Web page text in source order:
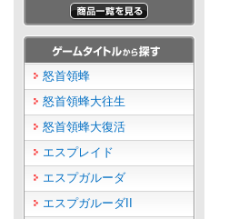
怒首領蜂
怒首領蜂大往生
怒首領蜂大復活
エスプレイド
エスプガルーダ
エスプガルーダII